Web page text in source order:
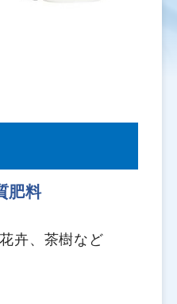
肥料
卉、茶樹など